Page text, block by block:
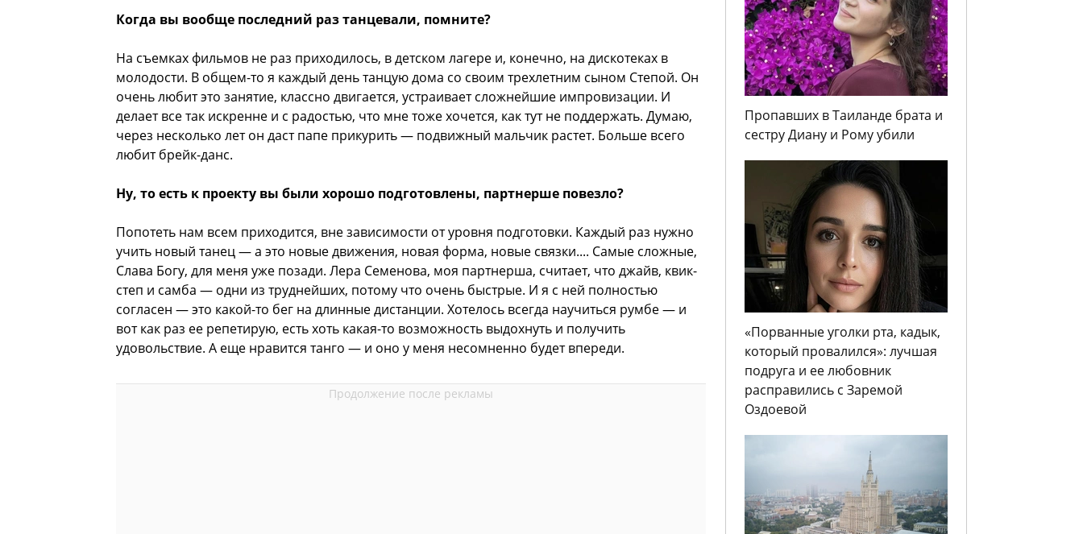
Когда вы вообще последний раз танцевали, помните?
На съемках фильмов не раз приходилось, в детском лагере и, конечно, на дискотеках в
молодости. В общем-то я каждый день танцую дома со своим трехлетним сыном Степой. Он
очень любит это занятие, классно двигается, устраивает сложнейшие импровизации. И
делает все так искренне и с радостью, что мне тоже хочется, как тут не поддержать. Думаю,
через несколько лет он даст папе прикурить — подвижный мальчик растет. Больше всего
любит брейк-данс.
Ну, то есть к проекту вы были хорошо подготовлены, партнерше повезло?
Попотеть нам всем приходится, вне зависимости от уровня подготовки. Каждый раз нужно
учить новый танец — а это новые движения, новая форма, новые связки.... Самые сложные,
Слава Богу, для меня уже позади. Лера Семенова, моя партнерша, считает, что джайв, квик-
степ и самба — одни из труднейших, потому что очень быстрые. И я с ней полностью
согласен — это какой-то бег на длинные дистанции. Хотелось всегда научиться румбе — и
вот как раз ее репетирую, есть хоть какая-то возможность выдохнуть и получить
удовольствие. А еще нравится танго — и оно у меня несомненно будет впереди.
Пропавших в Таиланде брата и
сестру Диану и Рому убили
«Порванные уголки рта, кадык,
который провалился»: лучшая
подруга и ее любовник
расправились с Заремой
Оздоевой